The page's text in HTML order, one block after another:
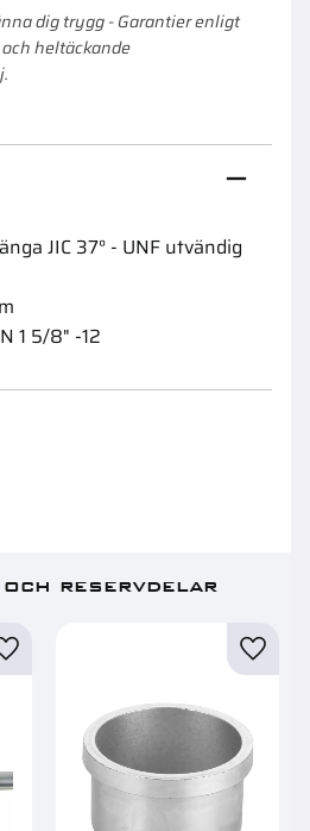
dig trygg - Garantier enligt
heltäckande
JIC 37° - UNF utvändig
1 5/8" -12
reservdelar
Lägg till i favoriter Lägg